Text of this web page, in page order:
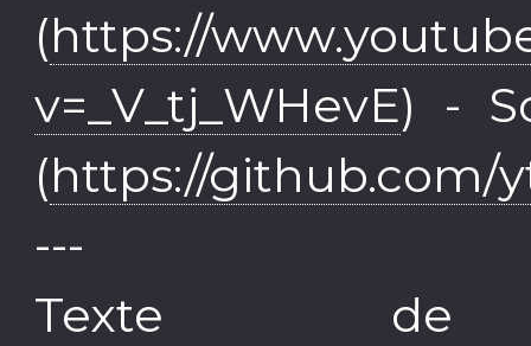
(https://
v=_V_tj_WHevE) -
(https://github.com/
---
Texte